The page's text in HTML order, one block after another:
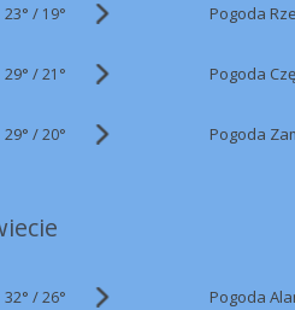
23° / 19° Pogoda
29° /21° Pogoda
29° /20° Pogoda
32° /26° Pogoda